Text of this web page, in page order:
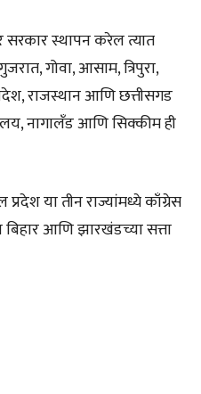
स्थापन करेल त्यात
गोवा, आसाम, त्रिपुरा,
राजस्थान आणि छत्तीसगड
नागालँड आणि सिक्कीम ही
या तीन राज्यांमध्ये काँग्रेस
आणि झारखंडच्या सत्ता